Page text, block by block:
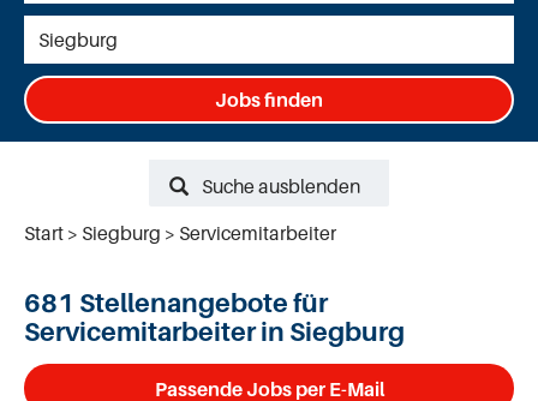
Jobs finden
Suche ausblenden
Start
Siegburg Servicemitarbeiter
681 Stellenangebote für
Servicemitarbeiter in Siegburg
Passende Jobs per E-Mail